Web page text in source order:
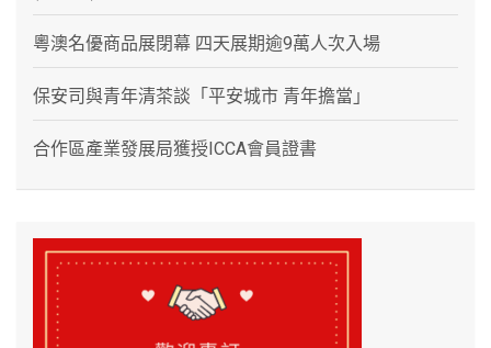
粵澳名優商品展閉幕 四天展期逾9萬人次入場
保安司與青年清茶談「平安城市 青年擔當」
合作區產業發展局獲授ICCA會員證書